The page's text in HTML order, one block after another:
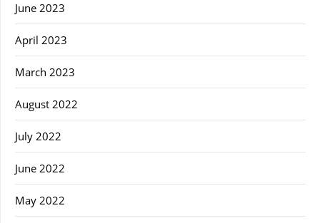
June 2023
April 2023
March 2023
August 2022
July 2022
June 2022
May 2022